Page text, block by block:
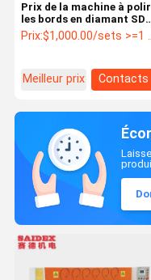
Prix de la machine à polir
les bords en diamant SD-
2500X haute vitesse de 0
à 60 degrés, machine à
Prix:$1,000.00/sets >=1 sets
Meilleur prix Contacts